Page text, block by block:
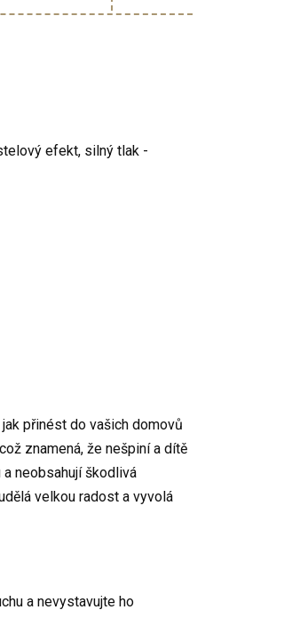
efekt, silný tlak -
přinést do vašich domovů
znamená, že nešpiní a dítě
neobsahují škodlivá
velkou radost a vyvolá
a nevystavujte ho